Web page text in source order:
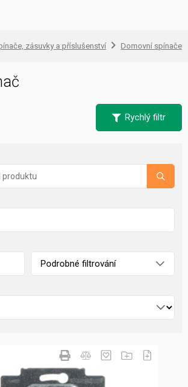
zásuvky a příslušenství Domovní spínače
Rychlý filtr
Podrobné filtrování